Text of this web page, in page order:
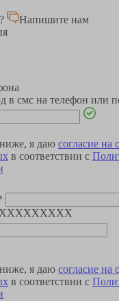
Напишите нам
в смс на телефон или
я даю согласие на
в соответствии с
я даю согласие на
в соответствии с